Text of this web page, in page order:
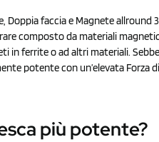
faccia e Magnete allround
composto da materiali
in ferrite o ad altri materiali.
potente con un’elevata
più potente?